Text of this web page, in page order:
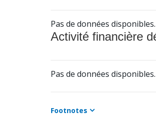
Pas de données disponibles.
Activité financière
Pas de données disponibles.
Footnotes